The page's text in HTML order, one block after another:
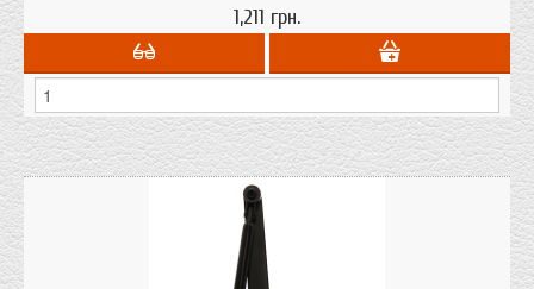
1,211 грн.